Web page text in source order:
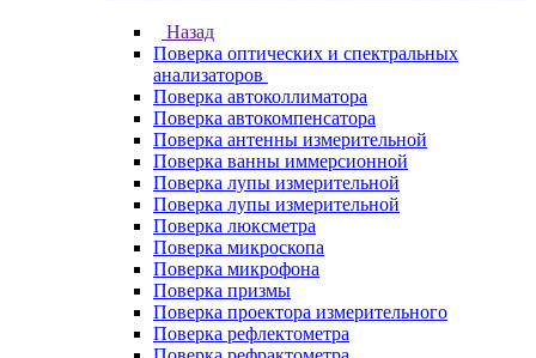
Назад
Поверка оптических и спектральных
анализаторов
Поверка автоколлиматора
Поверка автокомпенсатора
Поверка антенны измерительной
Поверка ванны иммерсионной
Поверка лупы измерительной
Поверка лупы измерительной
Поверка люксметра
Поверка микроскопа
Поверка микрофона
Поверка призмы
Поверка проектора измерительного
Поверка рефлектометра